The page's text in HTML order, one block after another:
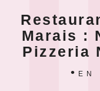
Marais :
Pizzeria
EN